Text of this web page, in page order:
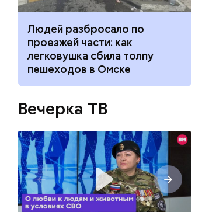
Людей разбросало по
проезжей части: как
легковушка сбила толпу
пешеходов в Омске
Вечерка ТВ